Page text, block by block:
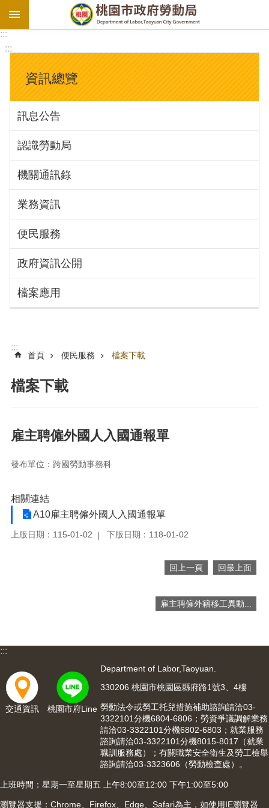
基
法
勞
資
會
庇
護
工
場
進
訊
息
公
識
動
局
關
通
錄
務
訊
訊
開
檔
案
頁
:::
:::
資訊總覽
訊息公告
認識勞動局
機關通訊錄
業務資訊
便民服務
政府資訊公開
檔案應用
:::
首頁 便民服務 檔案下載
檔案下載
雇主聘僱外國人入國通報單
發布單位：跨國勞動事務科
相關連結
A10雇主聘僱外國人入國通報單
上版日期：115-01-02 下版日期：118-01-02
回上一頁 回最上面
雇主聘僱外籍移工異動...
:::
交通資訊 桃園市府Line
Department of Labor,Taoyuan.
330206 桃園市桃園區縣府路1號3、4樓
勞動法令或勞工托兒措施補助諮詢請洽03-
3322101分機6804-6806；勞資爭議調解業務
請洽03-3322101分機6802-6803；就業服務
諮詢請洽03-3322101分機8015-8017（就業
職訓服務處）；有關職業安全衛生及勞工檢舉
諮詢請洽03-3323606（勞動檢查處）。
上班時間：星期一至星期五 上午8:00至12:00 下午1:00至5:00
瀏覽器支援：Chrome、Firefox、Edge、Safari為主，如使用IE瀏覽器